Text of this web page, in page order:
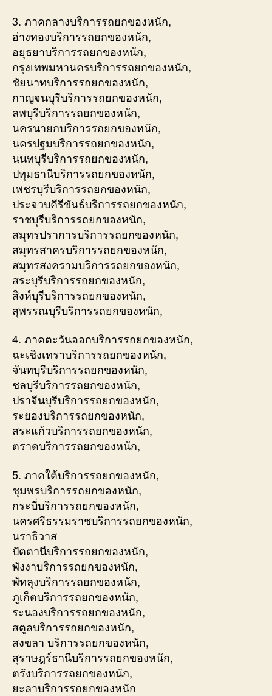
3. ภาคกลางบริการรถยกของหนัก,
อ่างทองบริการรถยกของหนัก,
อยุธยาบริการรถยกของหนัก,
กรุงเทพมหานครบริการรถยกของหนัก,
ชัยนาทบริการรถยกของหนัก,
กาญจนบุรีบริการรถยกของหนัก,
ลพบุรีบริการรถยกของหนัก,
นครนายกบริการรถยกของหนัก,
นครปฐมบริการรถยกของหนัก,
นนทบุรีบริการรถยกของหนัก,
ปทุมธานีบริการรถยกของหนัก,
เพชรบุรีบริการรถยกของหนัก,
ประจวบคีรีขันธ์บริการรถยกของหนัก,
ราชบุรีบริการรถยกของหนัก,
สมุทรปราการบริการรถยกของหนัก,
สมุทรสาครบริการรถยกของหนัก,
สมุทรสงครามบริการรถยกของหนัก,
สระบุรีบริการรถยกของหนัก,
สิงห์บุรีบริการรถยกของหนัก,
สุพรรณบุรีบริการรถยกของหนัก,
4. ภาคตะวันออกบริการรถยกของหนัก,
ฉะเชิงเทราบริการรถยกของหนัก,
จันทบุรีบริการรถยกของหนัก,
ชลบุรีบริการรถยกของหนัก,
ปราจีนบุรีบริการรถยกของหนัก,
ระยองบริการรถยกของหนัก,
สระแก้วบริการรถยกของหนัก,
ตราดบริการรถยกของหนัก,
5. ภาคใต้บริการรถยกของหนัก,
ชุมพรบริการรถยกของหนัก,
กระบี่บริการรถยกของหนัก,
นครศรีธรรมราชบริการรถยกของหนัก,
นราธิวาส
ปัตตานีบริการรถยกของหนัก,
พังงาบริการรถยกของหนัก,
พัทลุงบริการรถยกของหนัก,
ภูเก็ตบริการรถยกของหนัก,
ระนองบริการรถยกของหนัก,
สตูลบริการรถยกของหนัก,
สงขลา บริการรถยกของหนัก,
สุราษฎร์ธานีบริการรถยกของหนัก,
ตรังบริการรถยกของหนัก,
ยะลาบริการรถยกของหนัก